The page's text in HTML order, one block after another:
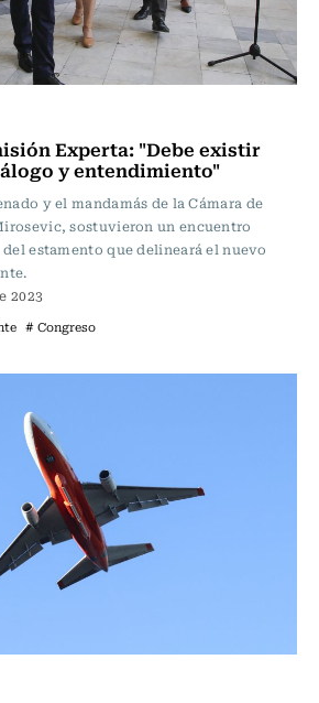
Experta: "Debe existir
y entendimiento"
y el mandamás de la Cámara de
sostuvieron un encuentro
estamento que delineará el nuevo
2023
# Congreso